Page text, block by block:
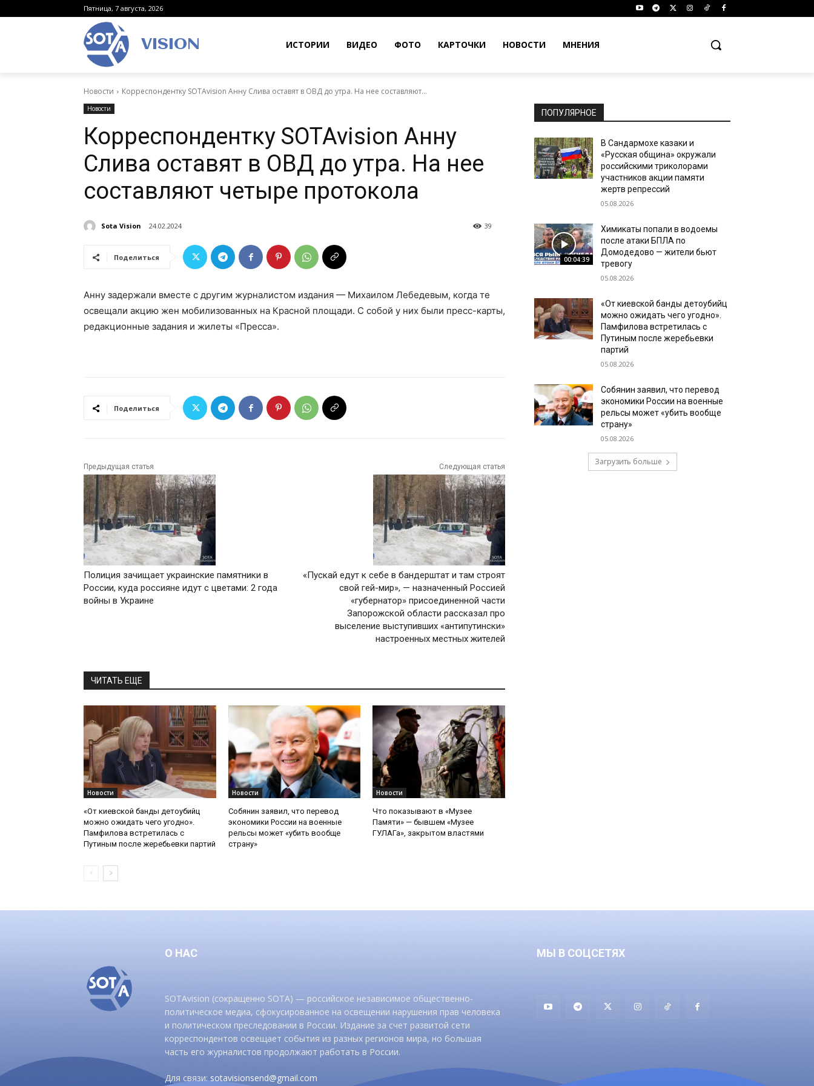
Пятница, 7 августа, 2026
VISION ИСТОРИИ ВИДЕО ФОТО КАРТОЧКИ НОВОСТИ МНЕНИЯ
Новости Корреспондентку SOTAvision Анну Слива оставят в ОВД до утра. На нее составляют...
Новости
Корреспондентку SOTAvision Анну
Слива оставят в ОВД до утра. На нее
составляют четыре протокола
Sota Vision 24.02.2024 39
Поделиться
Анну задержали вместе с другим журналистом издания — Михаилом Лебедевым, когда те
освещали акцию жен мобилизованных на Красной площади. С собой у них были пресс-карты,
редакционные задания и жилеты «Пресса».
Поделиться
Предыдущая статья
Полиция зачищает украинские памятники в
России, куда россияне идут с цветами: 2 года
войны в Украине
Следующая статья
«Пускай едут к себе в бандерштат и там строят
свой гей-мир», — назначенный Россией
«губернатор» присоединенной части
Запорожской области рассказал про
выселение выступивших «антипутински»
настроенных местных жителей
ЧИТАТЬ ЕЩЕ
Новости
«От киевской банды детоубийц
можно ожидать чего угодно».
Памфилова встретилась с
Путиным после жеребьевки партий
Новости
Собянин заявил, что перевод
экономики России на военные
рельсы может «убить вообще
страну»
Новости
Что показывают в «Музее
Памяти» — бывшем «Музее
ГУЛАГа», закрытом властями
ПОПУЛЯРНОЕ
В Сандармохе казаки и
«Русская община» окружали
российскими триколорами
участников акции памяти
жертв репрессий
05.08.2026
00:04:39
Химикаты попали в водоемы
после атаки БПЛА по
Домодедово — жители бьют
тревогу
05.08.2026
«От киевской банды детоубийц
можно ожидать чего угодно».
Памфилова встретилась с
Путиным после жеребьевки
партий
05.08.2026
Собянин заявил, что перевод
экономики России на военные
рельсы может «убить вообще
страну»
05.08.2026
Загрузить больше
О НАС
SOTAvision (сокращенно SOTA) — российское независимое общественно-
политическое медиа, сфокусированное на освещении нарушения прав человека
и политическом преследовании в России. Издание за счет развитой сети
корреспондентов освещает события из разных регионов мира, но большая
часть его журналистов продолжают работать в России.
Для связи:sotavisionsend@gmail.com
МЫ В СОЦСЕТЯХ